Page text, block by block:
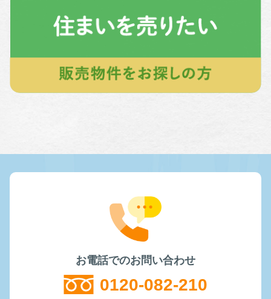
お電話でのお問い合わせ
0120-082-210